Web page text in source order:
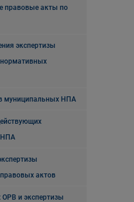
правовые акты по
экспертизы
муниципальных НПА
НПА
актов
ОРВ и экспертизы